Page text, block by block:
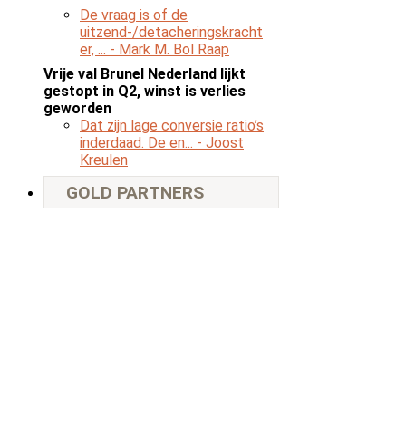
De vraag is of de
uitzend-/detacheringskracht
er, ... - Mark M. Bol Raap
Vrije val Brunel Nederland lijkt
gestopt in Q2, winst is verlies
geworden
Dat zijn lage conversie ratio’s
inderdaad. De en... - Joost
Kreulen
GOLD PARTNERS